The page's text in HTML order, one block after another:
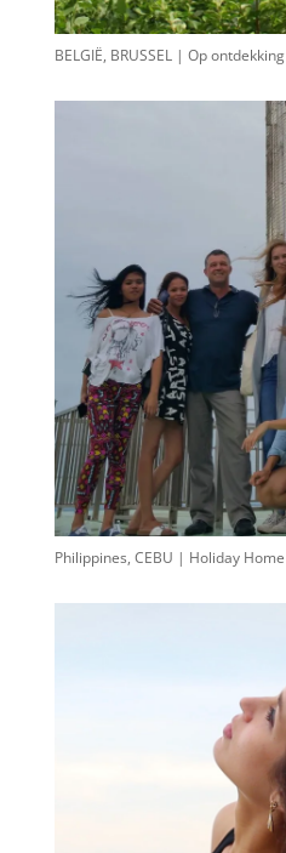
BELGIË, BRUSSEL | Op ontdekking
Philippines, CEBU | Holiday Home